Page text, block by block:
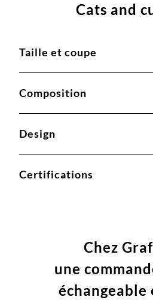
Cats and
Taille et coupe
Composition
Design
Certifications
Chez
une